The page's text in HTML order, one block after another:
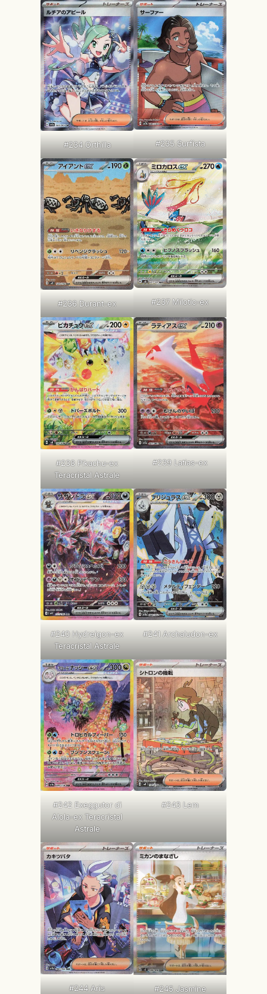
#234 Orthilla #235 Surfista
#236 Durant-ex #237 Milotic-ex
#238 Pikachu-ex
Teracristal Astrale
#239 Latias-ex
#240 Hydreigon-ex
Teracristal Astrale
#241 Archaludon-ex
#242 Exeggutor di
Alola-ex Teracristal
Astrale
#243 Lem
#244 Aris #245 Jasmine